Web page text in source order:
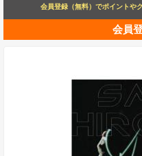
会員登録（無料）でポイントや
会員